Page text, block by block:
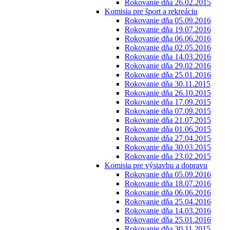
Rokovanie dňa 26.02.2015
Komisia pre šport a rekreáciu
Rokovanie dňa 05.09.2016
Rokovanie dňa 19.07.2016
Rokovanie dňa 06.06.2016
Rokovanie dňa 02.05.2016
Rokovanie dňa 14.03.2016
Rokovanie dňa 29.02.2016
Rokovanie dňa 25.01.2016
Rokovanie dňa 30.11.2015
Rokovanie dňa 26.10.2015
Rokovanie dňa 17.09.2015
Rokovanie dňa 07.09.2015
Rokovanie dňa 21.07.2015
Rokovanie dňa 01.06.2015
Rokovanie dňa 27.04.2015
Rokovanie dňa 30.03.2015
Rokovanie dňa 23.02.2015
Komisia pre výstavbu a dopravu
Rokovanie dňa 05.09.2016
Rokovanie dňa 18.07.2016
Rokovanie dňa 06.06.2016
Rokovanie dňa 25.04.2016
Rokovanie dňa 14.03.2016
Rokovanie dňa 25.01.2016